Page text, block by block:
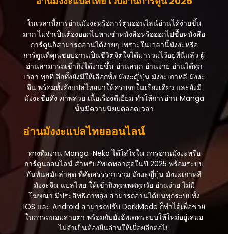
ในเวลานี้การอ่านมังงะหรือการ์ตูนออนไลน์อ่านได้ง่ายขึ้น
มาก ไม่จำเป็นต้องออกไปหาเช่าหนังสือหรือออกไปซื้อหนังสือ
การ์ตูนก็สามารถอ่านได้ง่ายๆ เพราะในเวลานี้มังงะหรือ
การ์ตูนที่คุณชอบอ่านเป็นชีวิตจิตใจได้มารวมไว้อยู่ที่นี่แล้ว ผู้
อ่านสามารถเข้าถึงได้ง่ายขึ้น อ่านสนุก อ่านง่าย อ่านได้ทุก
เวลา ทุกที่ อีกทั้งยังมีให้เลือกทั้ง มังงะญี่ปุ่น มังงะเกาหลี มังงะ
จีน พร้อมทั้งยังแปลไทยมาให้ครบจบในเรื่องเดียว และยังมี
มังงะชื่อดัง ภาพสวย เนื้อเรื่องดีเยี่ยม ทำให้การอ่าน Manga
นั้นมีความนิยมตลอดเวลา
อ่านมังงะแปลไทยออนไลน์
ทางทีมงาน Manga-Neko ได้ใส่ใจใน การอ่านมังงะหรือ
การ์ตูนออนไลน์ สำหรับอัพเดทล่าสุดในปี 2025 พร้อมระบบ
อันทันสมัยล่าสุด ที่คัดสรรรวบรวม มังงะญี่ปุ่น มังงะเกาหลี
มังงะจีน แปลไทย ให้เข้าถึงทุกเพศทุกวัย อ่านง่าย ไม่มี
โฆษณา มีประสิทธิภาพสูง สามารถอ่านได้บนทุกระบบทั้ง
IOS และ Android สามารถปรับ DarkMode ก็ทำได้เพื่อช่วย
ในการถนอมสายตา พร้อมกับยังอัพเดทระบบให้ใหม่อยู่เสมอ
ไม่จำเป็นต้องยืนอ่านให้เมื่อยอีกต่อไป